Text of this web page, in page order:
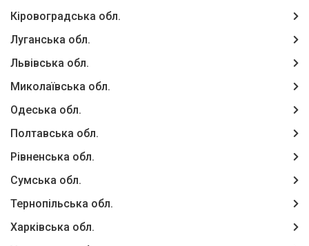
Кіровоградська обл.
Луганська обл.
Львівська обл.
Миколаївська обл.
Одеська обл.
Полтавська обл.
Рівненська обл.
Сумська обл.
Тернопільська обл.
Харківська обл.